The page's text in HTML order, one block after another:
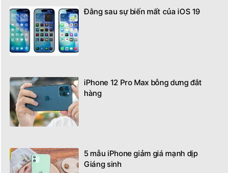
Đằng sau sự biến mất của iOS 19
iPhone 12 Pro Max bỗng dưng đắt
hàng
5 mẫu iPhone giảm giá mạnh dịp
Giáng sinh